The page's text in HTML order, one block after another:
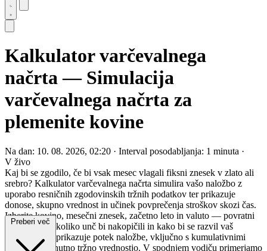
Kalkulator varčevalnega
načrta — Simulacija
varčevalnega načrta za
plemenite kovine
Na dan: 10. 08. 2026, 02:20 · Interval posodabljanja: 1 minuta ·
V živo
Kaj bi se zgodilo, če bi vsak mesec vlagali fiksni znesek v zlato ali
srebro? Kalkulator varčevalnega načrta simulira vašo naložbo z
uporabo resničnih zgodovinskih tržnih podatkov ter prikazuje
donose, skupno vrednost in učinek povprečenja stroškov skozi čas.
Izberite kovino, mesečni znesek, začetno leto in valuto — povratni
test izračuna, koliko unč bi nakopičili in kako bi se razvil vaš
portfelj. Graf prikazuje potek naložbe, vključno s kumulativnimi
vplačili in trenutno tržno vrednostjo. V spodnjem vodiču primerjamo